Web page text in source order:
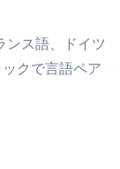
ンス語、ドイツ
クで言語ペア